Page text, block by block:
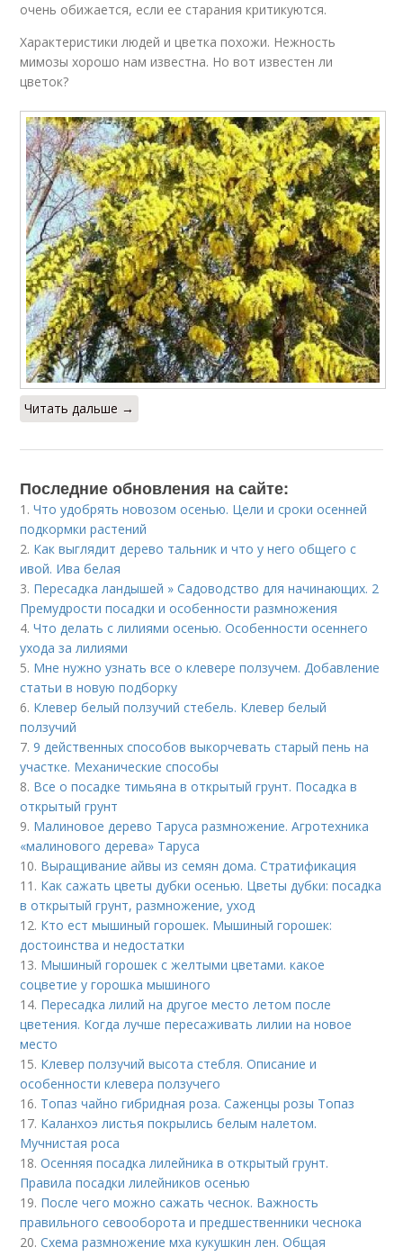
очень обижается, если ее старания критикуются.
Характеристики людей и цветка похожи. Нежность
мимозы хорошо нам известна. Но вот известен ли
цветок?
Читать дальше →
Последние обновления на сайте:
1.Что удобрять новозом осенью. Цели и сроки осенней
подкормки растений
2. Как выглядит дерево тальник и что у него общего с
ивой. Ива белая
3. Пересадка ландышей » Садоводство для начинающих. 2
Премудрости посадки и особенности размножения
4.Что делать с лилиями осенью. Особенности осеннего
ухода за лилиями
5. Мне нужно узнать все о клевере ползучем. Добавление
статьи в новую подборку
6. Клевер белый ползучий стебель. Клевер белый
ползучий
7.9 действенных способов выкорчевать старый пень на
участке. Механические способы
8. Все о посадке тимьяна в открытый грунт. Посадка в
открытый грунт
9. Малиновое дерево Таруса размножение. Агротехника
«малинового дерева» Таруса
10. Выращивание айвы из семян дома. Стратификация
11. Как сажать цветы дубки осенью. Цветы дубки: посадка
в открытый грунт, размножение, уход
12. Кто ест мышиный горошек. Мышиный горошек:
достоинства и недостатки
13. Мышиный горошек с желтыми цветами. какое
соцветие у горошка мышиного
14. Пересадка лилий на другое место летом после
цветения. Когда лучше пересаживать лилии на новое
место
15. Клевер ползучий высота стебля. Описание и
особенности клевера ползучего
16. Топаз чайно гибридная роза. Саженцы розы Топаз
17. Каланхоэ листья покрылись белым налетом.
Мучнистая роса
18.Осенняя посадка лилейника в открытый грунт.
Правила посадки лилейников осенью
19. После чего можно сажать чеснок. Важность
правильного севооборота и предшественники чеснока
20.Схема размножение мха кукушкин лен. Общая